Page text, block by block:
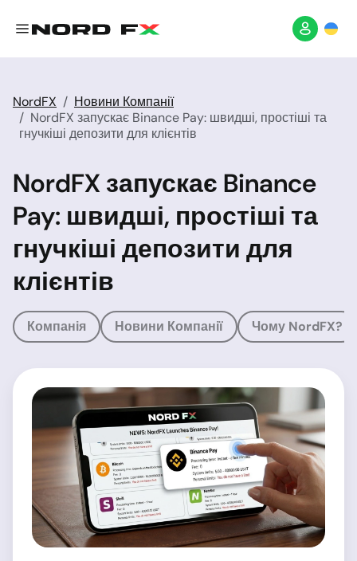
NordFX
Новини Компанії
NordFX запускає Binance Pay: швидші, простіші та
гнучкіші депозити для клієнтів
NordFX запускає Binance
Pay: швидші, простіші та
гнучкіші депозити для
клієнтів
Компанія Новини Компанії Чому NordFX?